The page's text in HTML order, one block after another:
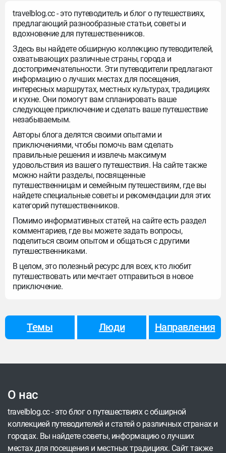
и образ жизни.
travelblog.cc - это путеводитель и блог о путешествиях,
предлагающий разнообразные статьи, советы и
вдохновение для путешественников.
Здесь вы найдете обширную коллекцию путеводителей,
охватывающих различные страны, города и
достопримечательности. Эти путеводители предлагают
информацию о лучших местах для посещения,
интересных маршрутах, местных культурах, традициях
и кухне. Они помогут вам спланировать ваше
следующее приключение и сделать ваше путешествие
незабываемым.
Авторы блога делятся своими опытами и
приключениями, чтобы помочь вам сделать
правильные решения и извлечь максимум
удовольствия из вашего путешествия. На сайте также
можно найти разделы, посвященные
путешественницам и семейным путешествиям, где вы
найдете специальные советы и рекомендации для этих
категорий путешественников.
Помимо информативных статей, на сайте есть раздел
комментариев, где вы можете задать вопросы,
поделиться своим опытом и общаться с другими
путешественниками.
В целом, это полезный ресурс для всех, кто любит
путешествовать или мечтает отправиться в новое
приключение.
Темы Люди Направления
О нас
travelblog.cc - это блог о путешествиях с обширной
коллекцией путеводителей и статей о различных странах и
городах. Вы найдете советы, информацию о лучших
местах для посещения и местных традициях. Сайт также